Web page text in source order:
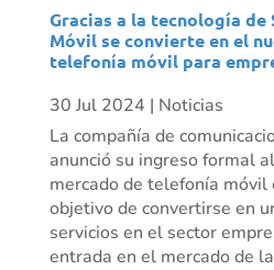
Gracias a la tecnología de
Móvil se convierte en el
telefonía móvil para
30 Jul 2024 | Noticias
La compañía de
anunció su ingreso formal
mercado de telefonía móvil
objetivo de convertirse en
servicios en el sector
entrada en el mercado de